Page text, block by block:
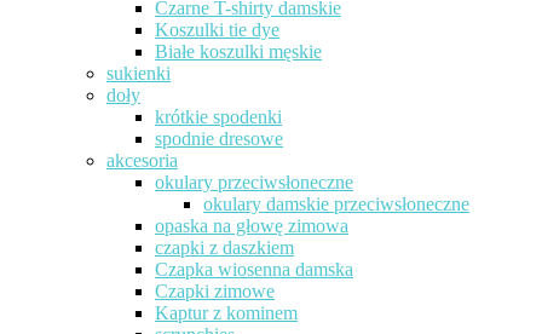
Czarne T-shirty damskie
Koszulki tie dye
Białe koszulki męskie
sukienki
doły
krótkie spodenki
spodnie dresowe
akcesoria
okulary przeciwsłoneczne
okulary damskie przeciwsłoneczne
opaska na głowę zimowa
czapki z daszkiem
Czapka wiosenna damska
Czapki zimowe
Kaptur z kominem